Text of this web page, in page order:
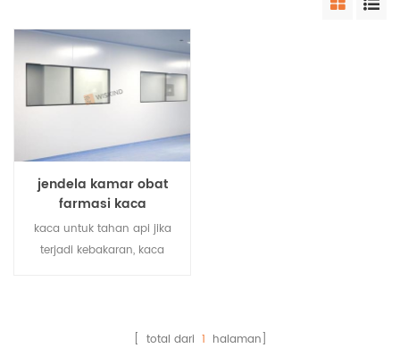
jendela kamar obat
farmasi kaca
tempered tahan api
kaca untuk tahan api jika
terjadi kebakaran, kaca
bahan bakar api unggun
[ total dari 1 halaman]